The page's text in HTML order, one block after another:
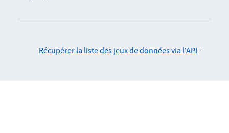
Récupérer la liste des jeux de données via l'API -